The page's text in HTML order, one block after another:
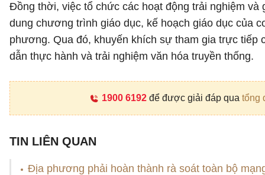
Đồng thời, việc tổ chức các hoạt động trải nghiệm
dung chương trình giáo dục, kế hoạch giáo dục của
phương. Qua đó, khuyến khích sự tham gia trực tiếp
dẫn thực hành và trải nghiệm văn hóa truyền thống.
1900 6192để được giải đáp qua tổng
TIN LIÊN QUAN
Địa phương phải hoàn thành rà soát toàn bộ